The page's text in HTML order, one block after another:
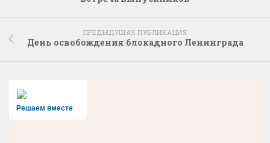
ПРЕДЫДУЩАЯ ПУБЛИКАЦИЯ
День освобождения блокадного Ленинграда
Решаем вместе